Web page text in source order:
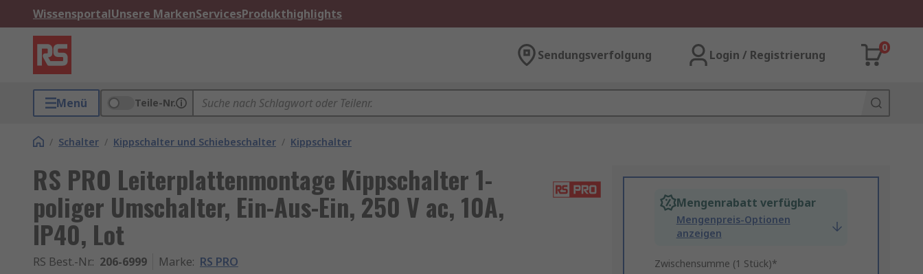
WissensportalUnsere MarkenServicesProdukthighlights
Sendungsverfolgung Login / Registrierung
0
Menü Teile-Nr.
/ Schalter / Kippschalter und Schiebeschalter / Kippschalter
RS PRO Leiterplattenmontage Kippschalter 1-
poliger Umschalter, Ein-Aus-Ein, 250 V ac, 10A,
IP40, Lot
RS Best.-Nr.: 206-6999 Marke: RS PRO
Mengenrabatt verfügbar
Mengenpreis-Optionen
anzeigen
Zwischensumme (1 Stück)*